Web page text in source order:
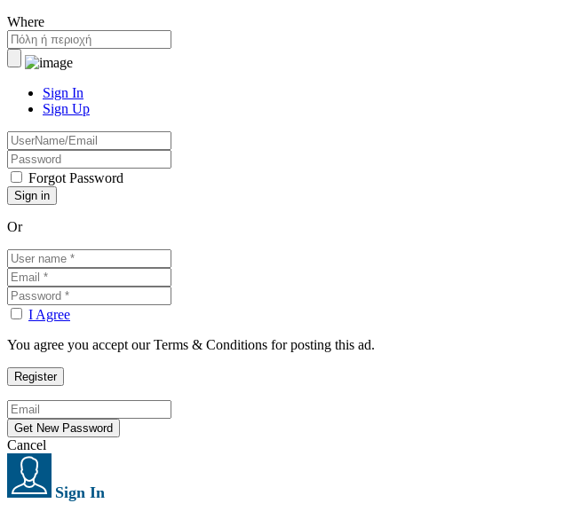
Where
Sign In
Sign Up
Forgot Password
Or
I Agree
You agree you accept our Terms & Conditions for posting this ad.
Cancel
Sign In